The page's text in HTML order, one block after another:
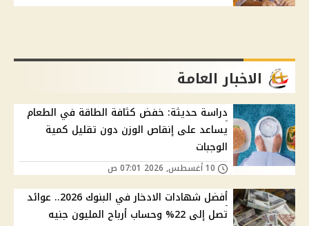
الاخبار العامة
دراسة حديثة: خفض كثافة الطاقة في الطعام
يساعد على إنقاص الوزن دون تقليل كمية
الوجبات
أفضل شهادات الادخار في البنوك 2026.. عوائد
تصل إلى 22% وحساب أرباح المليون جنيه